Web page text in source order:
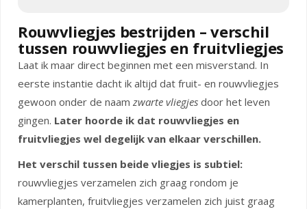
Rouwvliegjes bestrijden – verschil
tussen rouwvliegjes en fruitvliegjes
Laat ik maar direct beginnen met een misverstand. In
eerste instantie dacht ik altijd dat fruit- en rouwvliegjes
gewoon onder de naam zwarte vliegjes door het leven
gingen. Later hoorde ik dat rouwvliegjes en
fruitvliegjes wel degelijk van elkaar verschillen.
Het verschil tussen beide vliegjes is subtiel:
rouwvliegjes verzamelen zich graag rondom je
kamerplanten, fruitvliegjes verzamelen zich juist graag